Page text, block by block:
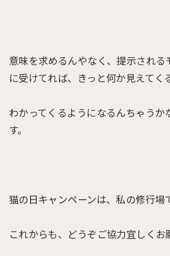
意味を求めるんやなく、提示される
に受けてれば、きっと何か見えてく
わかってくるようになるんちゃうか
す。
猫の日キャンペーンは、私の修行場
これからも、どうぞご協力宜しくお